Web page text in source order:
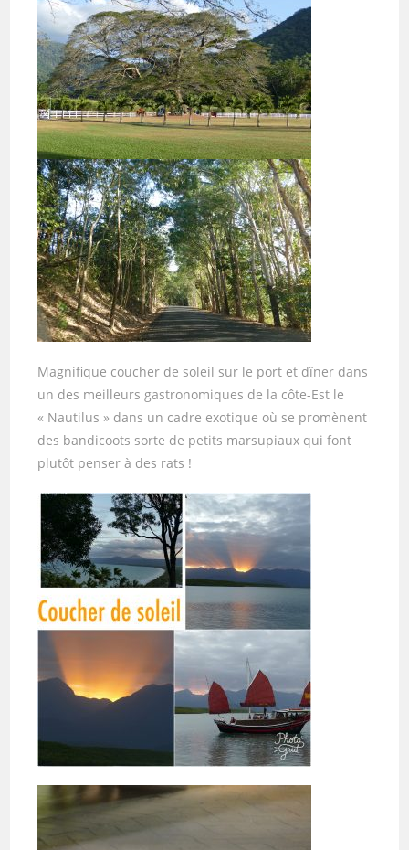
Magnifique coucher de soleil sur le port et dîner dans
un des meilleurs gastronomiques de la côte-Est le
« Nautilus » dans un cadre exotique où se promènent
des bandicoots sorte de petits marsupiaux qui font
plutôt penser à des rats !